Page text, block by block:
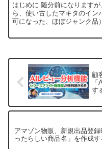
はじめに 随分前になります
ら、使い古したマキタのイン
可になった、ほぼジャンク品
顧
す
アマゾン物販、新規出品登
ったらしい商品名」を作成す